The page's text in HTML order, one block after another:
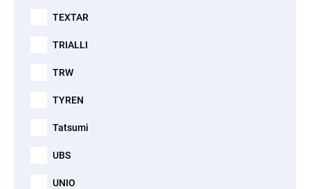
TEXTAR
TRIALLI
TRW
TYREN
Tatsumi
UBS
UNIO